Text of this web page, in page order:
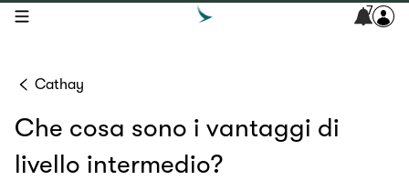
open navigation menu 7
Cathay
Che cosa sono i vantaggi di
livello intermedio?